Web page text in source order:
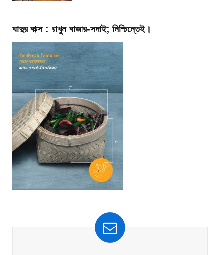
যাদুর বাক্স : রাখুন বাজার-সদাই; নিশ্চিন্তেই।